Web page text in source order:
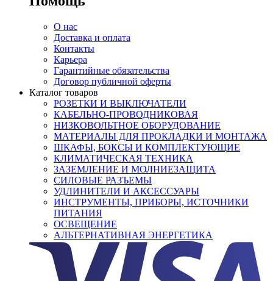
О нас
Доставка и оплата
Контакты
Карьера
Гарантийные обязательства
Договор публичной оферты
Каталог товаров
РОЗЕТКИ И ВЫКЛЮЧАТЕЛИ
КАБЕЛЬНО-ПРОВОДНИКОВАЯ
НИЗКОВОЛЬТНОЕ ОБОРУДОВАНИЕ
МАТЕРИАЛЫ ДЛЯ ПРОКЛАДКИ И МОНТАЖА
ШКАФЫ, БОКСЫ И КОМПЛЕКТУЮЩИЕ
КЛИМАТИЧЕСКАЯ ТЕХНИКА
ЗАЗЕМЛЕНИЕ И МОЛНИЕЗАЩИТА
СИЛОВЫЕ РАЗЪЕМЫ
УДЛИНИТЕЛИ И АКСЕССУАРЫ
ИНСТРУМЕНТЫ, ПРИБОРЫ, ИСТОЧНИКИ
ПИТАНИЯ
ОСВЕЩЕНИЕ
АЛЬТЕРНАТИВНАЯ ЭНЕРГЕТИКА